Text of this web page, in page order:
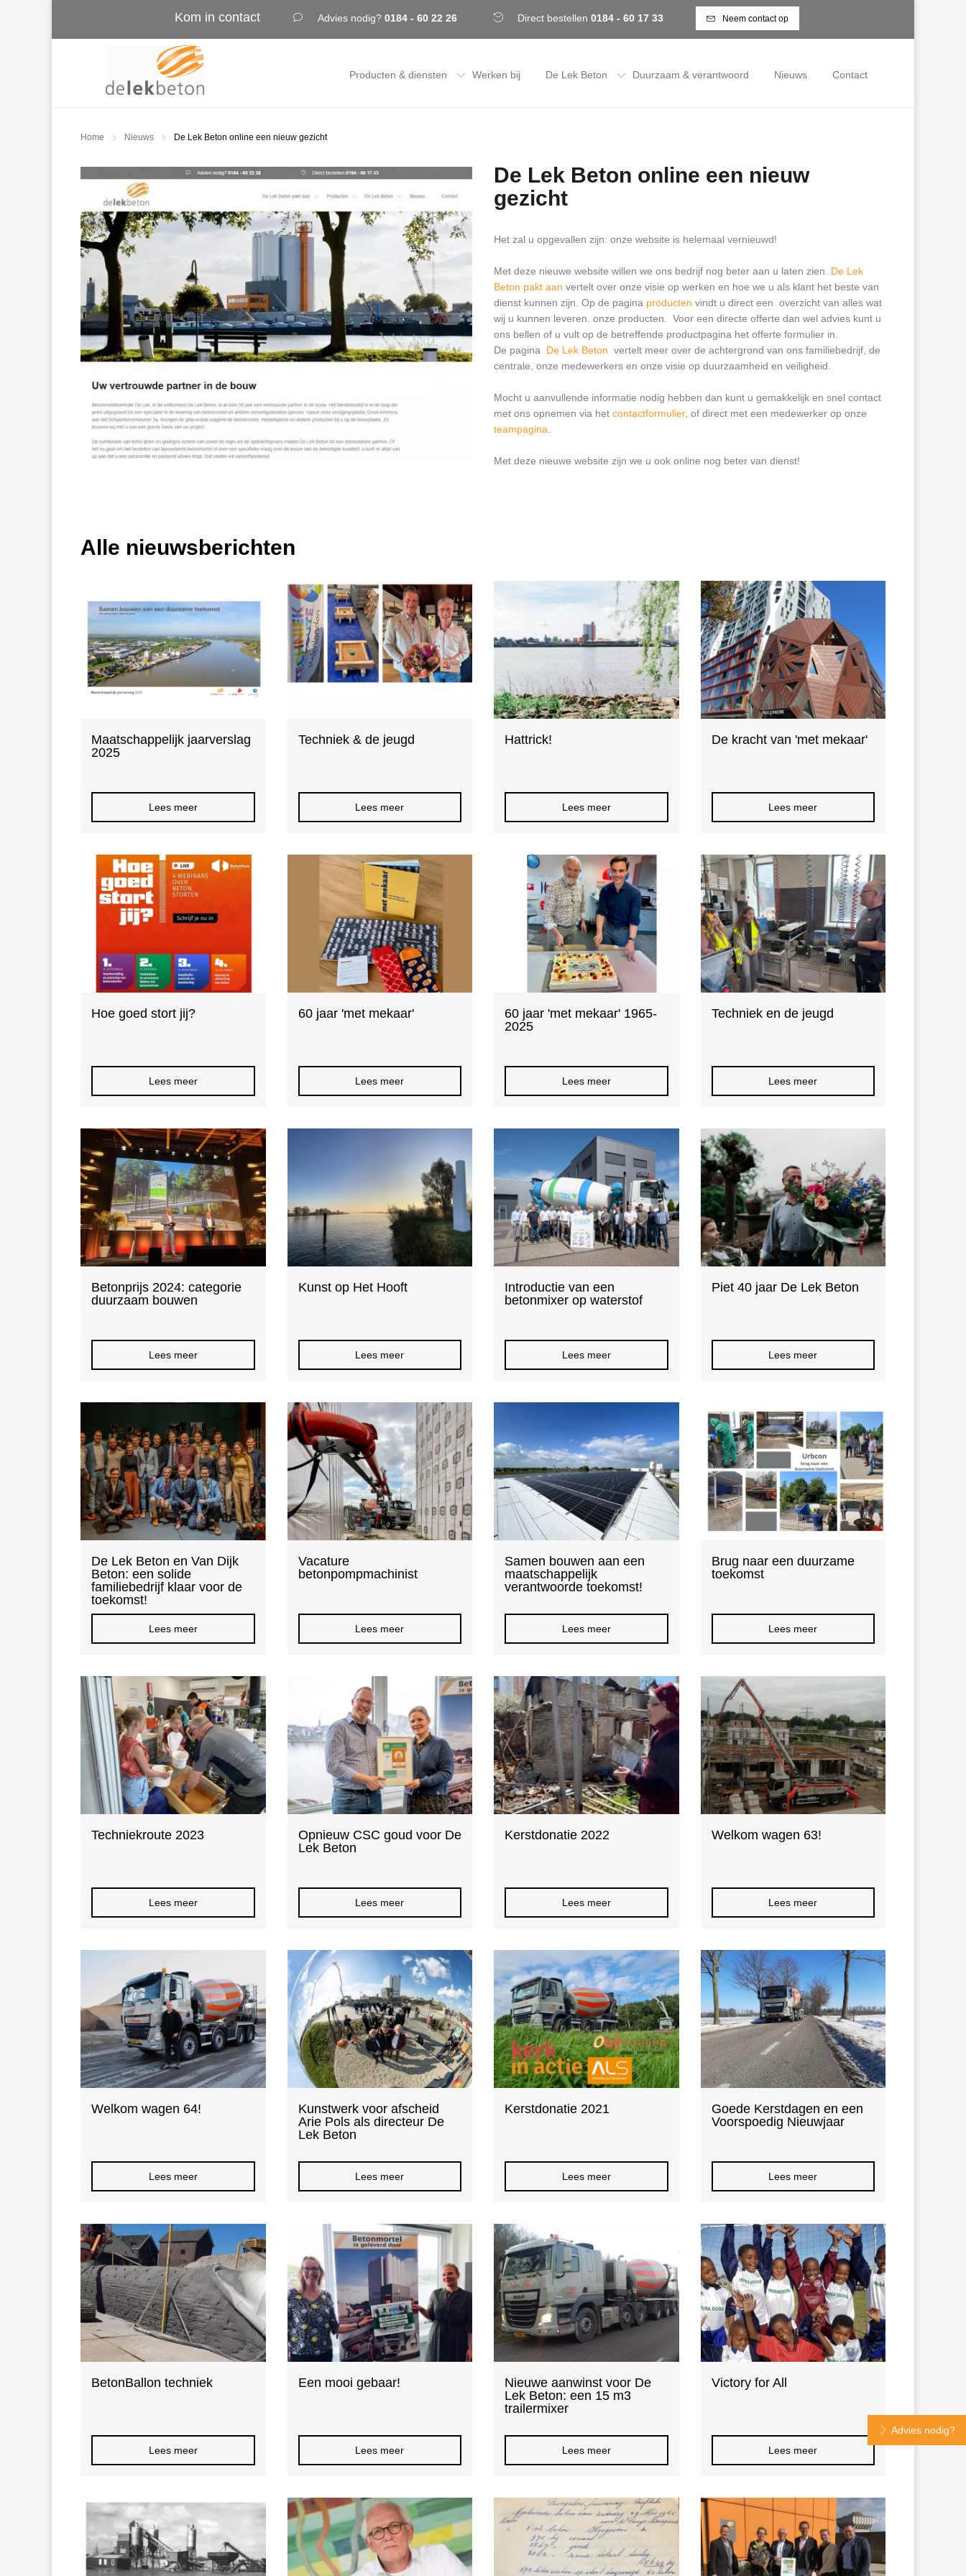
Producten & diensten Werken bij De Lek Beton Duurzaam & verantwoord Nieuws Contact
Kom in contact Advies nodig? 0184 - 60 22 26 Direct bestellen 0184 - 60 17 33 Neem contact op
Home Nieuws De Lek Beton online een nieuw gezicht
De Lek Beton online een nieuw
gezicht
Het zal u opgevallen zijn: onze website is helemaal vernieuwd!
Met deze nieuwe website willen we ons bedrijf nog beter aan u laten zien. De Lek
Beton pakt aan vertelt over onze visie op werken en hoe we u als klant het beste van
dienst kunnen zijn. Op de pagina producten vindt u direct een overzicht van alles wat
wij u kunnen leveren. onze producten. Voor een directe offerte dan wel advies kunt u
ons bellen of u vult op de betreffende productpagina het offerte formulier in.
De pagina De Lek Beton vertelt meer over de achtergrond van ons familiebedrijf, de
centrale, onze medewerkers en onze visie op duurzaamheid en veiligheid.
Mocht u aanvullende informatie nodig hebben dan kunt u gemakkelijk en snel contact
met ons opnemen via het contactformulier, of direct met een medewerker op onze
teampagina
Met deze nieuwe website zijn we u ook online nog beter van dienst!
Alle nieuwsberichten
Maatschappelijk jaarverslag
2025
Lees meer
Techniek & de jeugd
Lees meer
Hattrick!
Lees meer
De kracht van 'met mekaar'
Lees meer
Hoe goed stort jij?
Lees meer
60 jaar 'met mekaar'
Lees meer
60 jaar 'met mekaar' 1965-
2025
Lees meer
Techniek en de jeugd
Lees meer
Betonprijs 2024: categorie
duurzaam bouwen
Lees meer
Kunst op Het Hooft
Lees meer
Introductie van een
betonmixer op waterstof
Lees meer
Piet 40 jaar De Lek Beton
Lees meer
De Lek Beton en Van Dijk
Beton: een solide
familiebedrijf klaar voor de
toekomst!
Lees meer
Vacature
betonpompmachinist
Lees meer
Samen bouwen aan een
maatschappelijk
verantwoorde toekomst!
Lees meer
Brug naar een duurzame
toekomst
Lees meer
Techniekroute 2023
Lees meer
Opnieuw CSC goud voor De
Lek Beton
Lees meer
Kerstdonatie 2022
Lees meer
Welkom wagen 63!
Lees meer
Welkom wagen 64!
Lees meer
Kunstwerk voor afscheid
Arie Pols als directeur De
Lek Beton
Lees meer
Kerstdonatie 2021
Lees meer
Goede Kerstdagen en een
Voorspoedig Nieuwjaar
Lees meer
BetonBallon techniek
Lees meer
Een mooi gebaar!
Lees meer
Nieuwe aanwinst voor De
Lek Beton: een 15 m3
trailermixer
Lees meer
Victory for All
Lees meer
Advies nodig?